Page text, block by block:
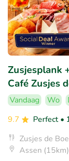
Zusjesplank
Café Zusjes
Vandaag Wo
9.7
Perfect •
Zusjes de
Assen (15km)